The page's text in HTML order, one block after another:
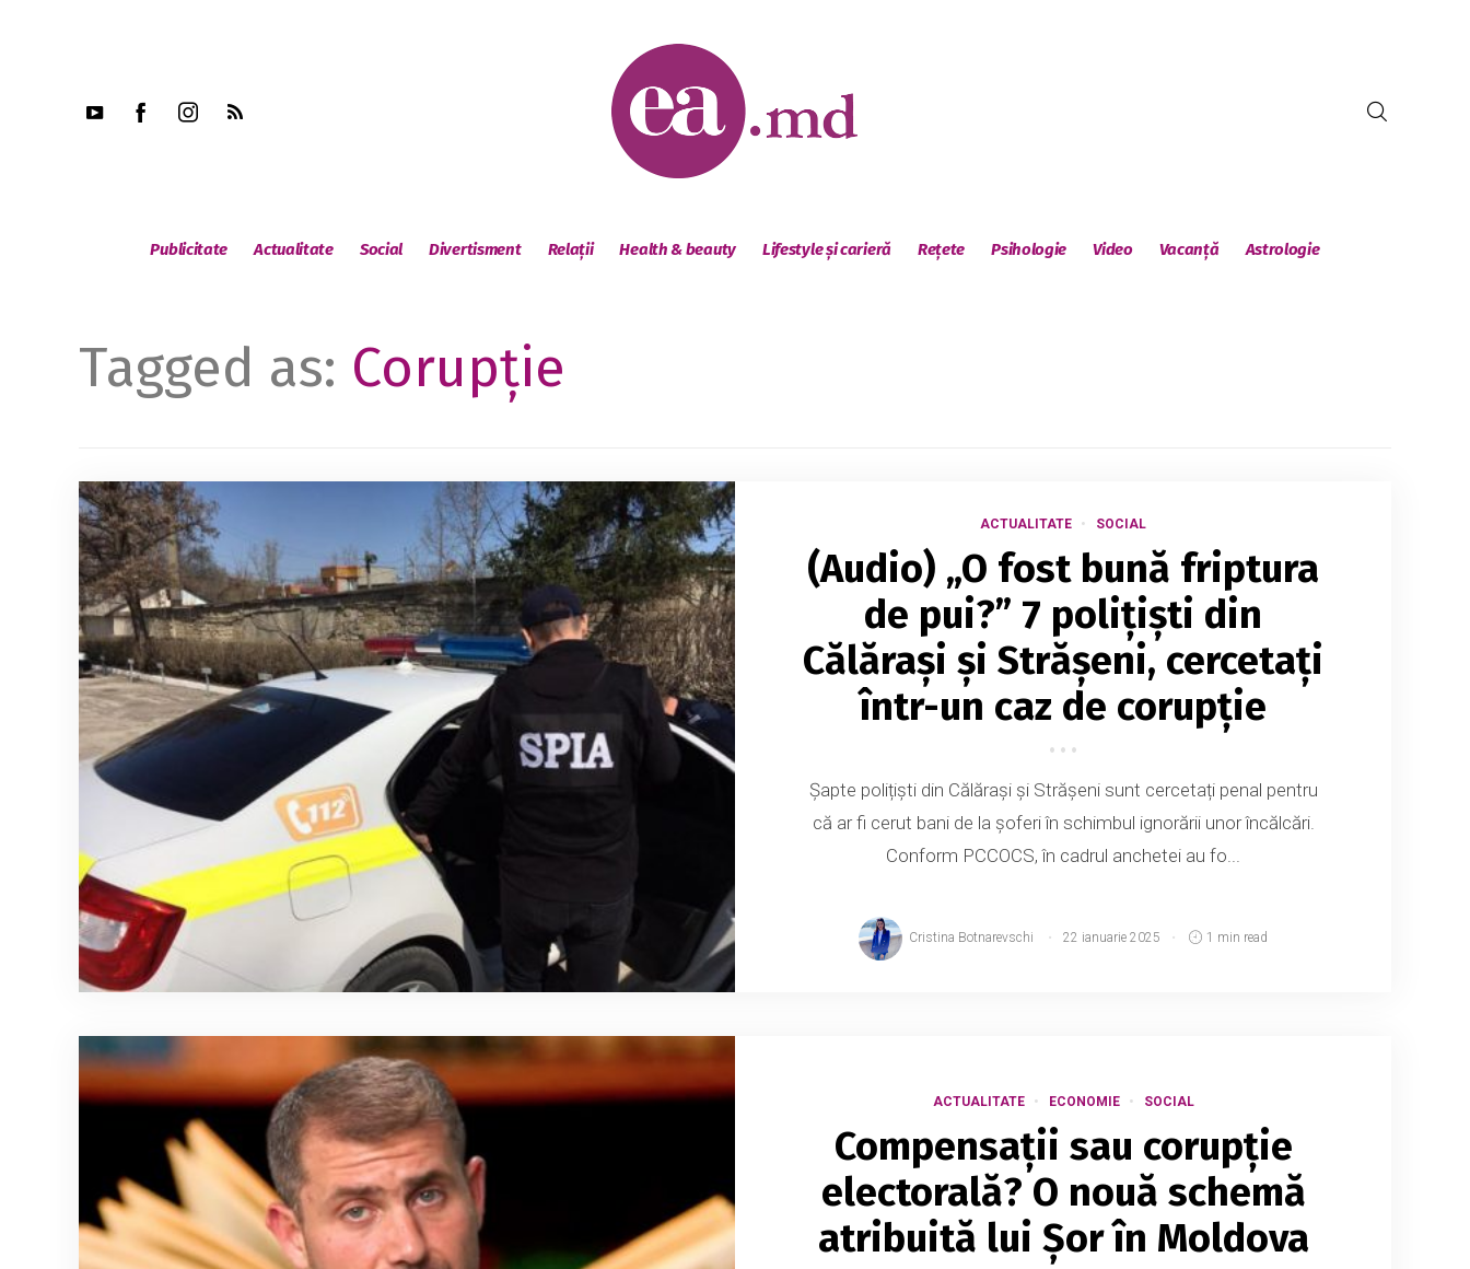
Publicitate Actualitate Social Divertisment Relații Health & beauty Lifestyle și carieră Rețete Psihologie Video Vacanță Astrologie
Tagged as: Corupție
ACTUALITATE SOCIAL
(Audio) „O fost bună friptura
de pui?” 7 polițiști din
Călărași și Strășeni, cercetați
într-un caz de corupție
Șapte polițiști din Călărași și Strășeni sunt cercetați penal pentru
că ar fi cerut bani de la șoferi în schimbul ignorării unor încălcări.
Conform PCCOCS, în cadrul anchetei au fo...
Cristina Botnarevschi 22 ianuarie 2025 1 min read
ACTUALITATE ECONOMIE SOCIAL
Compensații sau corupție
electorală? O nouă schemă
atribuită lui Șor în Moldova